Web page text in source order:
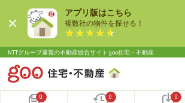
アプリ版はこちら
複数社の物件を探せる！
NTTグループ運営の不動産総合サイト goo住宅・不動産
0 0 0